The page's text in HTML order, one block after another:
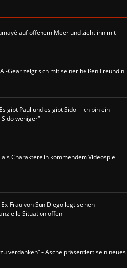
auf offenem Meer und zieht ihn mit
Gear zeigt sich mit seiner heißen Freundin
gibt Paul und es gibt Sido – ich bin ein
weniger“
als Charaktere in kommendem Videospiel
Frau von Sun Diego legt seinen
Situation offen
verdanken“ – Asche präsentiert sein neues